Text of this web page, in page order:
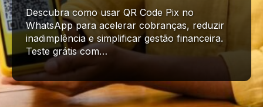
Descubra como usar QR Code Pix no
WhatsApp para acelerar cobranças, reduzir
inadimplência e simplificar gestão financeira.
Teste grátis com…